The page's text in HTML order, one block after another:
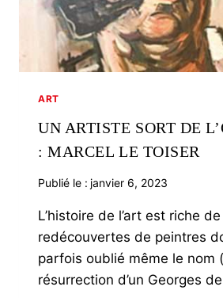
ART
UN ARTISTE SORT DE
: MARCEL LE TOISER
Publié le : janvier 6, 2023
L’histoire de l’art est riche
redécouvertes de peintres
parfois oublié même le nom
résurrection d’un Georges